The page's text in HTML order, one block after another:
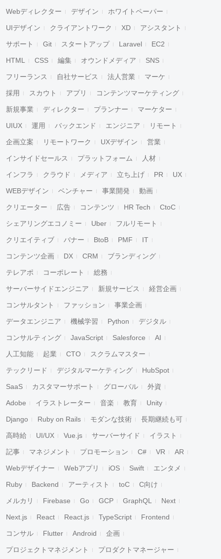
Webディレクター デザイン ホワイトペーパー
UIデザイン クライアントワーク XD アシスタント
サポート Git スタートアップ Laravel EC2
HTML CSS 編集 オウンドメディア SNS
フリーランス 自社サービス 法人営業 マーケ
採用 スカウト アプリ コンテンツマーケティング
新規事業 ディレクター プランナー マーケター
UIUX 運用 バックエンド エンジニア リモート
企画立案 リモートワーク UXデザイン 営業
インサイドセールス プラットフォーム 人材
インフラ クラウド メディア 立ち上げ PR UX
WEBデザイン ベンチャー 事業開発 動画
クリエーター 広告 コンテンツ HR Tech CtoC
シェアリングエコノミー Uber フルリモート
クリエイティブ バナー BtoB PMF IT
コンテンツ企画 DX CRM ブランディング
テレアポ コーポレート 総務
サーバーサイドエンジニア 新規サービス 経営企画
コンサルタント ファッション 事業企画
データエンジニア 機械学習 Python デジタル
コンサルティング JavaScript Salesforce AI
人工知能 起業 CTO スクラムマスター
テックリード デジタルマーケティング HubSpot
SaaS カスタマーサポート グローバル 外資
Adobe イラストレーター 音楽 教育 Unity
Django Ruby on Rails モダンな技術 長期継続も可
高時給 UI/UX Vue.js サーバーサイド イラスト
記事 マネジメント プロモーション C# VR AR
Webデザイナー Webアプリ iOS Swift エンタメ
Ruby Backend アーティスト toC C向け
メルカリ Firebase Go GCP GraphQL Next
Next.js React React.js TypeScript Frontend
コンサル Flutter Android 企画
プロジェクトマネジメント プロダクトマネージャー